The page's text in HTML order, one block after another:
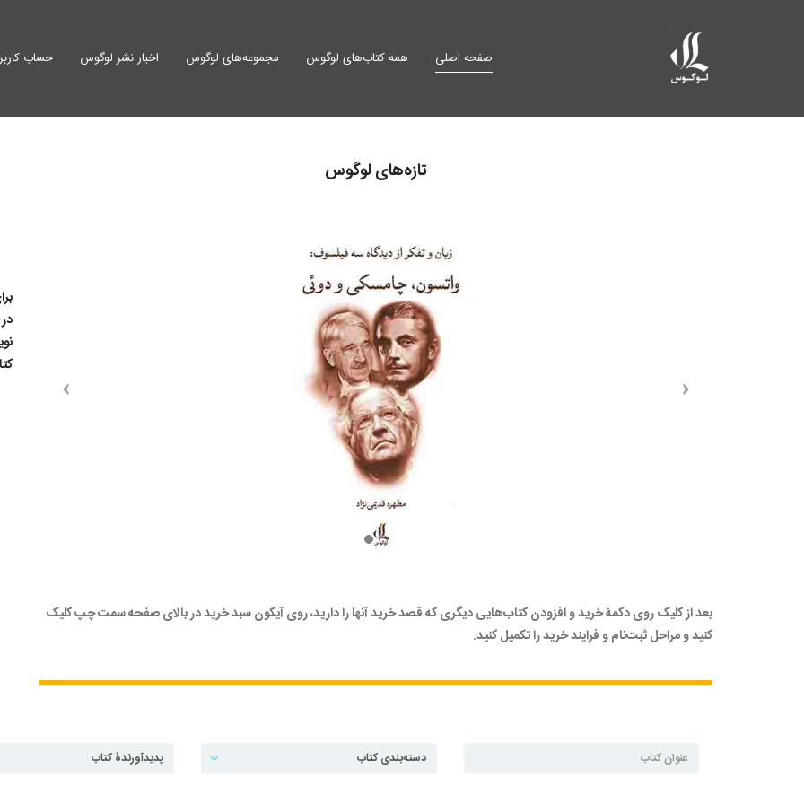
صفحه اصلی همه کتاب‌های لوگوس مجموعه‌های لوگوس اخبار نشر لوگوس حساب
تازه‌های لوگوس
بعد از کلیک روی دکمۀ خرید و افزودن کتاب‌هایی دیگری که قصد خرید آنها را دارید، روی آیکون سبد خرید در بالای صفحه سمت چپ کلیک
کنید و مراحل ثبت‌نام و فرایند خرید را تکمیل کنید.